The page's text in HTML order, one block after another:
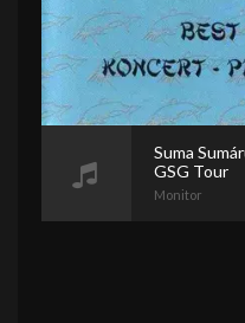
Suma
GSG Tour
Monitor